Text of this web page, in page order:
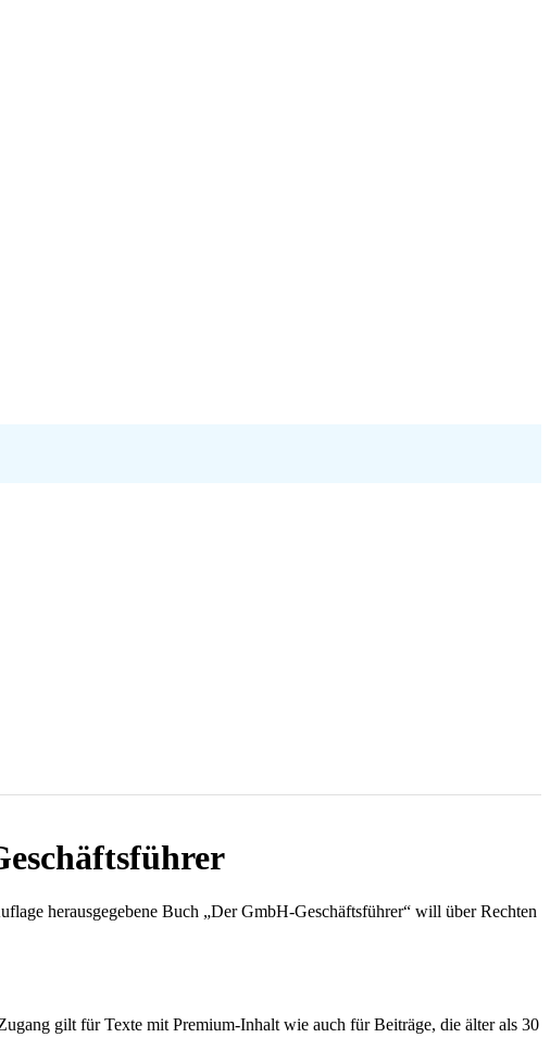
herausgegebene Buch „Der GmbH-Geschäftsführer“ will über Rechten
gilt für Texte mit Premium-Inhalt wie auch für Beiträge, die älter als 30